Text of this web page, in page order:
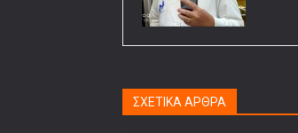
ΣΧΕΤΙΚΑ ΑΡΘΡΑ